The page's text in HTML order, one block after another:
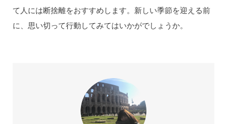
て人には断捨離をおすすめします。新しい季節を迎える前
に、思い切って行動してみてはいかがでしょうか。